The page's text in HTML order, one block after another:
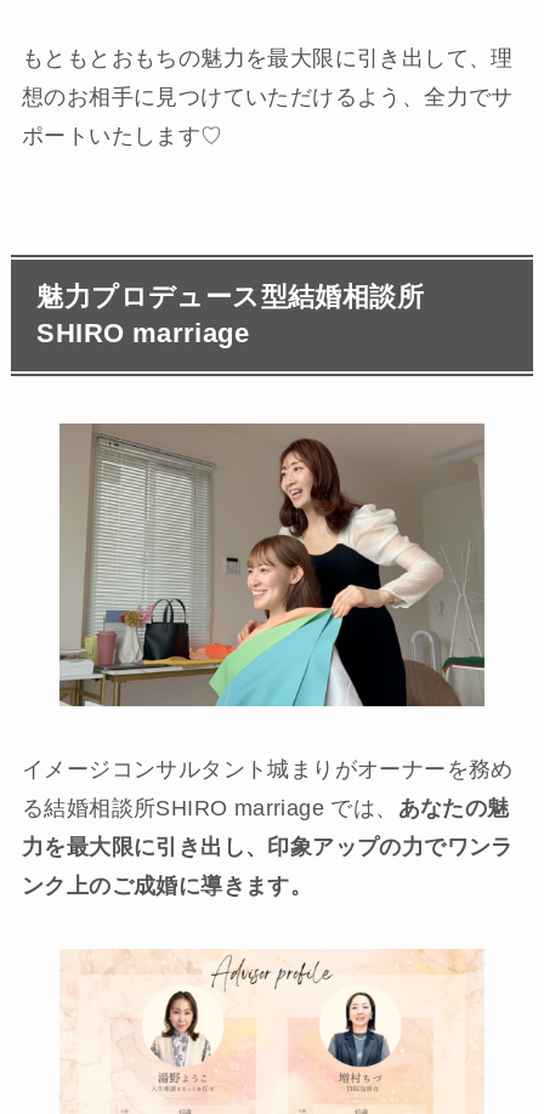
もともとおもちの魅力を最大限に引き出して、理
想のお相手に見つけていただけるよう、全力でサ
ポートいたします♡
魅力プロデュース型結婚相談所
SHIRO marriage
イメージコンサルタント城まりがオーナーを務め
る結婚相談所SHIRO marriage では、 あなたの魅
力を最大限に引き出し、印象アップの力でワンラ
ンク上のご成婚に導きます。